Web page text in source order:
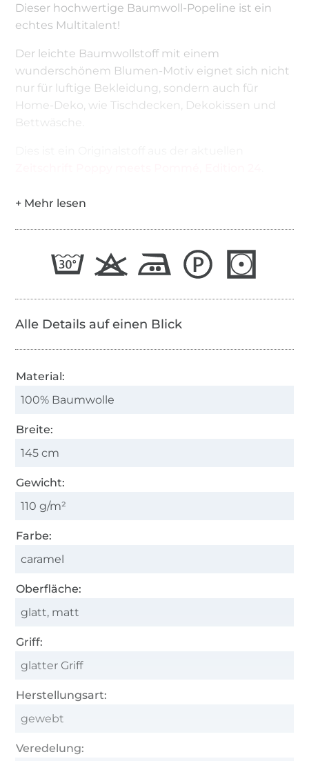
Dieser hochwertige Baumwoll-Popeline ist ein
echtes Multitalent!
Der leichte Baumwollstoff mit einem
wunderschönem Blumen-Motiv eignet sich nicht
nur für luftige Bekleidung, sondern auch für
Home-Deko, wie Tischdecken, Dekokissen und
Bettwäsche.
Alle Details auf einen Blick
Material:
100% Baumwolle
Breite:
145 cm
Gewicht:
110 g/m²
Farbe:
caramel
Oberfläche:
glatt, matt
Griff:
glatter Griff
Herstellungsart:
gewebt
Veredelung: